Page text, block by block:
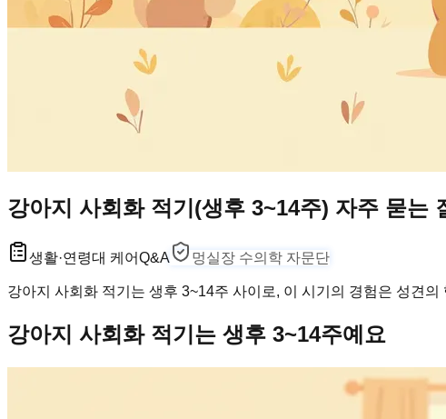
강아지 사회화 적기(생후 3~14주) 자주 묻
생활·연령대 케어Q&A 멍실장 수의학 자문단
강아지 사회화 적기는 생후 3~14주 사이로, 이 시기의 경험은 성견
강아지 사회화 적기는 생후 3~14주예요